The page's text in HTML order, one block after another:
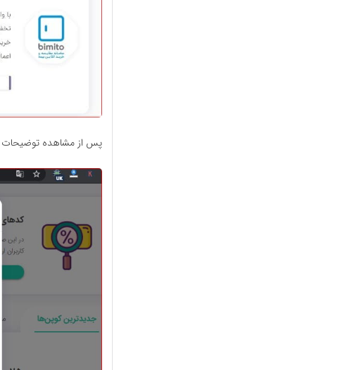
پس از مشاهده توضیحات